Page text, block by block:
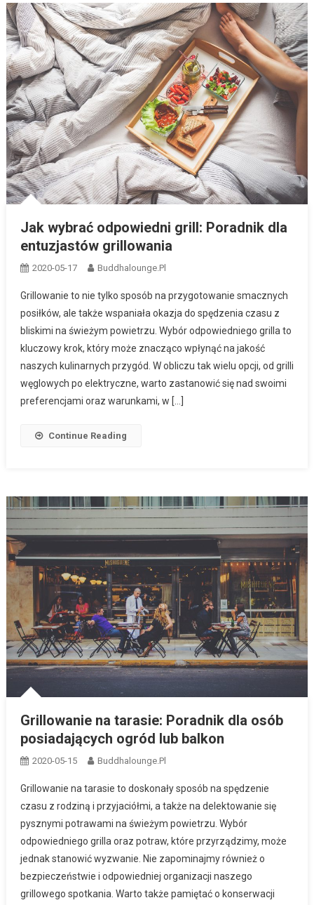
Jak wybrać odpowiedni grill: Poradnik dla
entuzjastów grillowania
2020-05-17 Buddhalounge.pl
Grillowanie to nie tylko sposób na przygotowanie smacznych
posiłków, ale także wspaniała okazja do spędzenia czasu z
bliskimi na świeżym powietrzu. Wybór odpowiedniego grilla to
kluczowy krok, który może znacząco wpłynąć na jakość
naszych kulinarnych przygód. W obliczu tak wielu opcji, od grilli
węglowych po elektryczne, warto zastanowić się nad swoimi
preferencjami oraz warunkami, w […]
Continue Reading
Grillowanie na tarasie: Poradnik dla osób
posiadających ogród lub balkon
2020-05-15 Buddhalounge.pl
Grillowanie na tarasie to doskonały sposób na spędzenie
czasu z rodziną i przyjaciółmi, a także na delektowanie się
pysznymi potrawami na świeżym powietrzu. Wybór
odpowiedniego grilla oraz potraw, które przyrządzimy, może
jednak stanowić wyzwanie. Nie zapominajmy również o
bezpieczeństwie i odpowiedniej organizacji naszego
grillowego spotkania. Warto także pamiętać o konserwacji